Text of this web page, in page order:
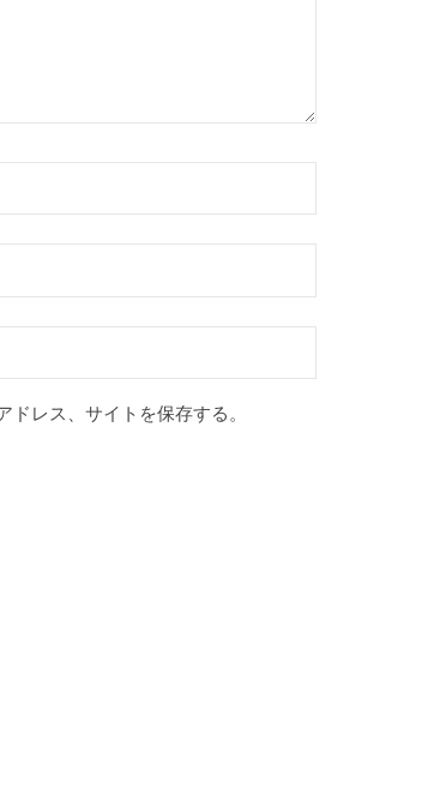
レス、サイトを保存する。